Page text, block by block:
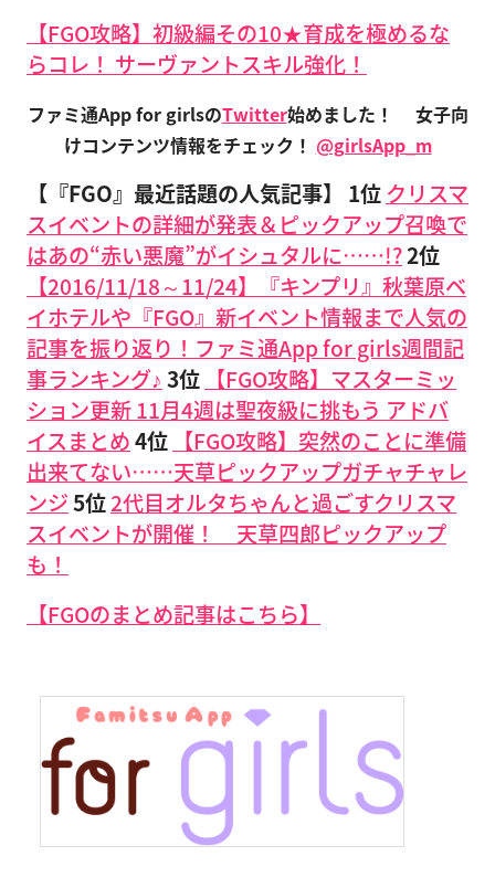
【FGO攻略】初級編その10★育成を極めるな
らコレ！ サーヴァントスキル強化！
ファミ通App for girlsのTwitter始めました！
女子向
けコンテンツ情報をチェック！ @girlsApp_m
【『FGO』最近話題の人気記事】 1位 クリスマ
スイベントの詳細が発表＆ピックアップ召喚で
はあの“赤い悪魔”がイシュタルに……!?2位
【2016/11/18～11/24】『キンプリ』秋葉原ベ
イホテルや『FGO』新イベント情報まで人気の
記事を振り返り！ファミ通App for girls週間記
事ランキング♪ 3位 【FGO攻略】マスターミッ
ション更新 11月4週は聖夜級に挑もう アドバ
イスまとめ4位 【FGO攻略】突然のことに準備
出来てない……天草ピックアップガチャチャレ
ンジ5位2代目オルタちゃんと過ごすクリスマ
スイベントが開催！ 天草四郎ピックアップ
も！
【FGOのまとめ記事はこちら】